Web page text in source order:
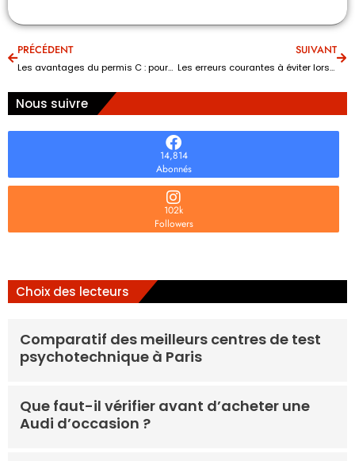
PRÉCÉDENT
Les avantages du permis C : pourquoi devenir conducteur de camion ?
SUIVANT
Les erreurs courantes à éviter lors de la location d’une voiture
Nous suivre
14,814
Abonnés
102k
Followers
Choix des lecteurs
Comparatif des meilleurs centres de test
psychotechnique à Paris
Que faut-il vérifier avant d’acheter une
Audi d’occasion ?